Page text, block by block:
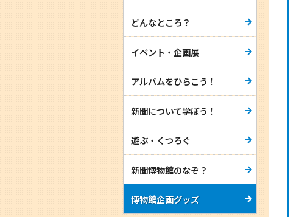
どんなところ？
イベント・企画展
アルバムをひらこう！
新聞について学ぼう！
遊ぶ・くつろぐ
新聞博物館のなぞ？
博物館企画グッズ